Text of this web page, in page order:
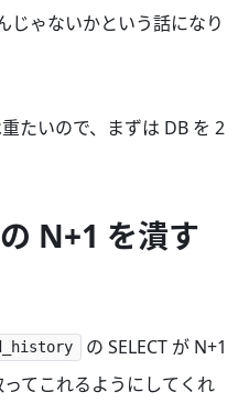
じゃないかという話になり
たいので、まずは DB を 2
N+1 を潰す
の SELECT が N+1
ってこれるようにしてくれ